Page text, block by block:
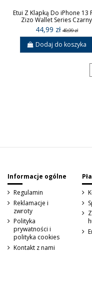
Etui Z Klapką Do iPhone 13
Zizo Wallet Series Czarny
44,99 zł49,99 zł
Dodaj do koszyka
Informacje ogólne
Regulamin
Reklamacje i
zwroty
Polityka
prywatności i
polityka cookies
Kontakt z nami